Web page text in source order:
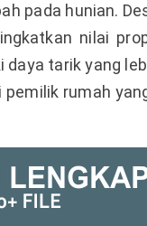
pada hunian.
nilai
tarik yang
rumah